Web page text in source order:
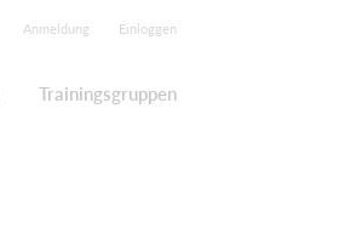
Anmeldung Einloggen
Trainingsgruppen